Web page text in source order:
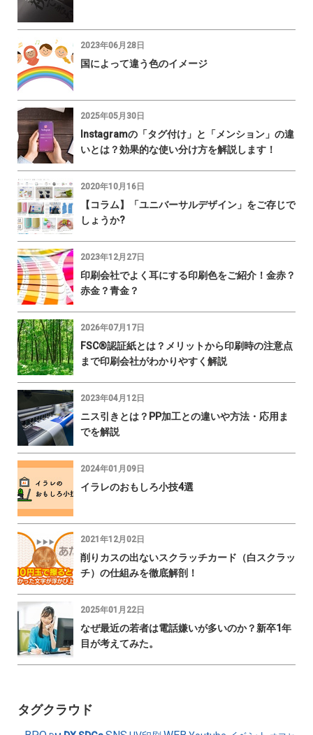
2023年06月28日
国によって違う色のイメージ
2025年05月30日
Instagramの「タグ付け」と「メンション」の違
いとは？効果的な使い分け方を解説します！
2020年10月16日
【コラム】「ユニバーサルデザイン」をご存じで
しょうか?
2023年12月27日
印刷会社でよく耳にする印刷色をご紹介！金赤？
赤金？青金？
2026年07月17日
FSC®認証紙とは？メリットから印刷時の注意点
まで印刷会社がわかりやすく解説
2023年04月12日
ニス引きとは？PP加工との違いや方法・応用ま
でを解説
2024年01月09日
イラレのおもしろ小技4選
2021年12月02日
削りカスの出ないスクラッチカード（白スクラッ
チ）の仕組みを徹底解剖！
2025年01月22日
なぜ最近の若者は電話嫌いが多いのか？新卒1年
目が考えてみた。
タグクラウド